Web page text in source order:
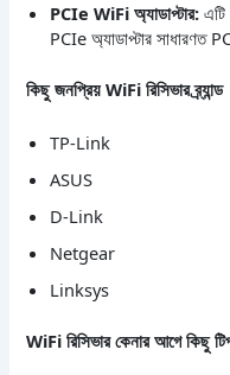
PCIe WiFi অ্যাডাপ্টার:
PCIe অ্যাডাপ্টার সাধারণত
কিছু জনপ্রিয় WiFi রিসিভার ব্র্যান্ড
TP-Link
ASUS
D-Link
Netgear
Linksys
WiFi রিসিভার কেনার আগে কিছু